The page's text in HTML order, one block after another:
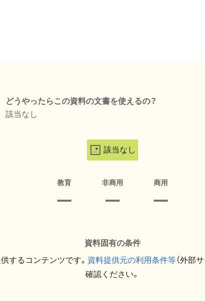
どうやったらこの資料の文書を使えるの？
該当なし
該当なし
教育 非商用 商用
資料固有の条件
するコンテンツです。 資料提供元の利用条件等（外部
確認ください。